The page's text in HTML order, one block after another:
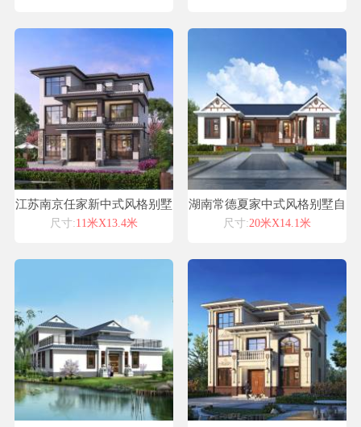
江苏南京任家新中式风格别墅
自建房设计图纸喜天下建筑设
尺寸:11米X13.4米
湖南常德夏家中式风格别墅自
建房设计图纸喜天下建筑设计
尺寸:20米X14.1米